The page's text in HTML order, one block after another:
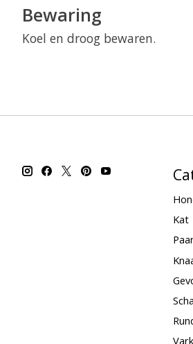
Bewaring
Koel en droog bewaren.
Kat